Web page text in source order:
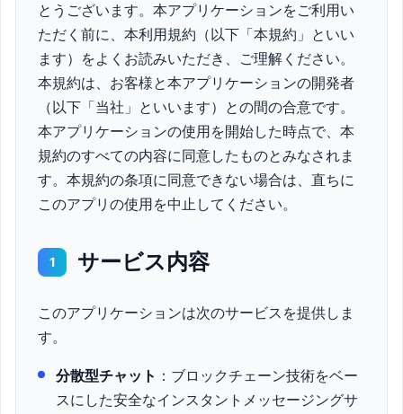
とうございます。本アプリケーションをご利用い
ただく前に、本利用規約（以下「本規約」といい
ます）をよくお読みいただき、ご理解ください。
本規約は、お客様と本アプリケーションの開発者
（以下「当社」といいます）との間の合意です。
本アプリケーションの使用を開始した時点で、本
規約のすべての内容に同意したものとみなされま
す。本規約の条項に同意できない場合は、直ちに
このアプリの使用を中止してください。
1 サービス内容
このアプリケーションは次のサービスを提供しま
す。
分散型チャット ：ブロックチェーン技術をベー
スにした安全なインスタントメッセージングサ